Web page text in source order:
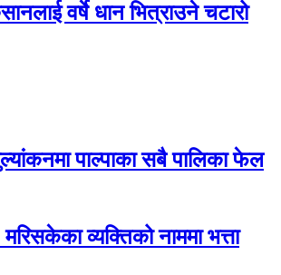
वर्षे धान भित्राउने चटारो
पाल्पाका सबै पालिका फेल
व्यक्तिको नाममा भत्ता